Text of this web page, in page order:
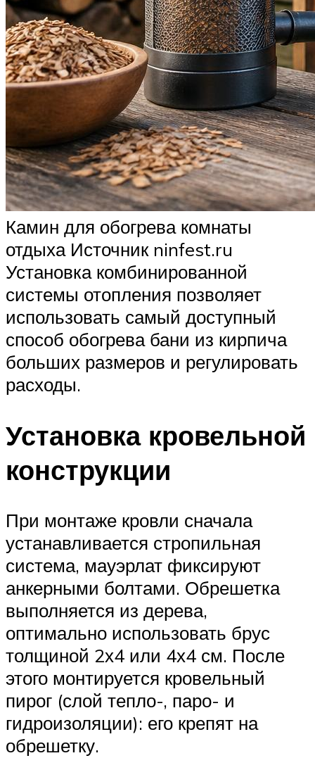
Камин для обогрева комнаты
отдыха Источник ninfest.ru
Установка комбинированной
системы отопления позволяет
использовать самый доступный
способ обогрева бани из кирпича
больших размеров и регулировать
расходы.
Установка кровельной
конструкции
При монтаже кровли сначала
устанавливается стропильная
система, мауэрлат фиксируют
анкерными болтами. Обрешетка
выполняется из дерева,
оптимально использовать брус
толщиной 2х4 или 4х4 см. После
этого монтируется кровельный
пирог (слой тепло-, паро- и
гидроизоляции): его крепят на
обрешетку.